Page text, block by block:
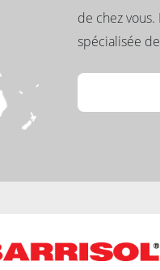
de chez
spécialisée